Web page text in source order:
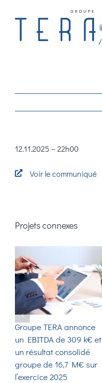
12.11.2025 – 22h00
Voir le communiqué
Projets connexes
Groupe TERA annonce
un EBITDA de 309 k€ et
un résultat consolidé
groupe de 16,7 M€ sur
l’exercice 2025